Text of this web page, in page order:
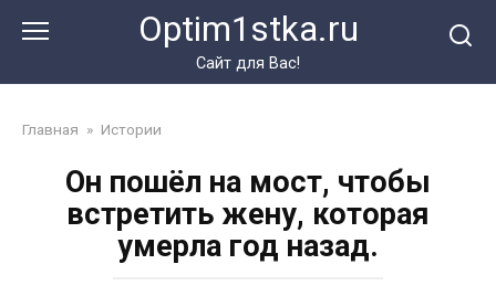
Optim1stka.ru
Сайт для Вас!
Главная » Истории
Он пошёл на мост, чтобы
встретить жену, которая
умерла год назад.